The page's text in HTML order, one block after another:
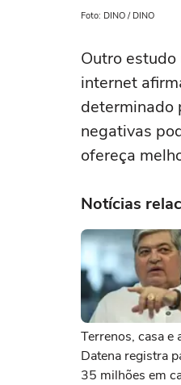
Foto: DINO / DINO
Outro
internet
determinado
negativas
ofereça
Notícias
Terrenos, casa e
Datena registra
35 milhões em